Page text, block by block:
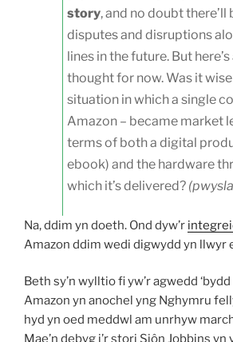
story, and no doubt there’ll
disputes and disruptions
lines in the future. But here’s
thought for now. Was it
situation in which a single
Amazon – became market
terms of both a digital
ebook) and the hardware
which it’s delivered?
Na, ddim yn doeth. Ond dyw’r
Amazon ddim wedi digwydd yn llwyr
Beth sy’n wylltio fi yw’r agwedd
Amazon yn anochel yng Nghymru
hyd yn oed meddwl am unrhyw
Mae’n debyg i’r stori Siôn Jobbins yn